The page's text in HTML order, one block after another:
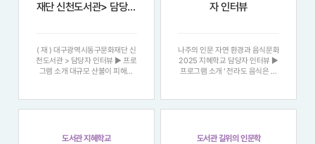
재단 신천도서관> 담당자
( 재 ) 대구광역시동구문화재단 신
천도서관 > 담당자 인터뷰 ▶ 프로
그램 소개 대규모 산불이 피해를
성에 대해 인식하고 , 서양 문화 콘
텐츠를 통해 기후위기 문제와 인간
자 인터뷰
나주의 인문 자연 환경과 음식문화
2025 지혜학교 담당자 인터뷰 ▶
프로그램 소개 ‘ 전라도 음식은 맛
보면 전라도 음식은 그 특성과 종
류 면에서 다양할 뿐 아니라 , 어떻
도서관 지혜학교
도서관 길위의 인문학